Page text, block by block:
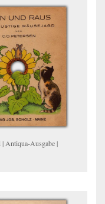
| Antiqua-Ausgabe |